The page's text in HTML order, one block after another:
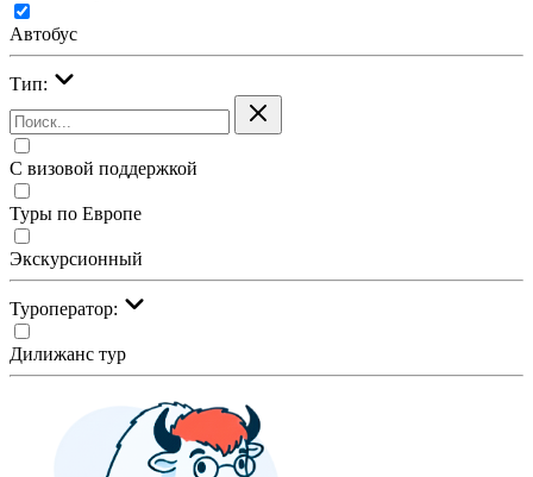
Автобус
Тип:
С визовой поддержкой
Туры по Европе
Экскурсионный
Туроператор:
Дилижанс тур